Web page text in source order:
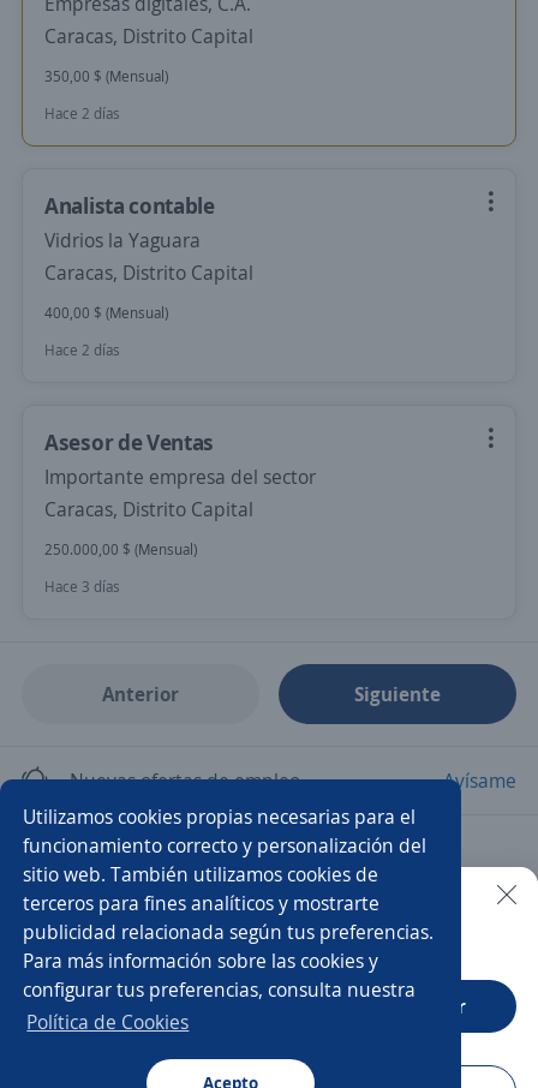
Utilizamos cookies propias necesarias para el
funcionamiento correcto y personalización del
sitio web. También utilizamos cookies de
terceros para fines analíticos y mostrarte
publicidad relacionada según tus preferencias.
Para más información sobre las cookies y
configurar tus preferencias, consulta nuestra
Política de Cookies
Acepto
Caracas, Distrito Capital
350,00 $ (Mensual)
Hace 2 días
Analista contable
Vidrios la Yaguara
Caracas, Distrito Capital
400,00 $ (Mensual)
Hace 2 días
Asesor de Ventas
Importante empresa del sector
Caracas, Distrito Capital
250.000,00 $ (Mensual)
Hace 3 días
Anterior Siguiente
Nuevas ofertas de empleo Avísame
Empleos similares
Promotor/a asesor de venta Analista de compras
Asesor de ventas Analista Oficial administrativo
Analista contable
Asesor/a de ventas
Buscar es más fácil en la app
CT App Abrir